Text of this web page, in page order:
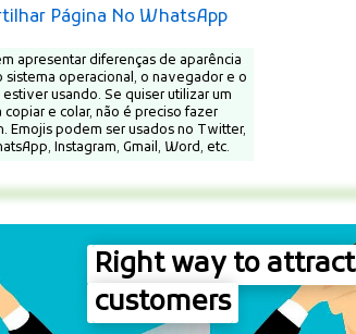
Página No WhatsApp
apresentar diferenças de aparência
sistema operacional, o navegador e o
usando. Se quiser utilizar um
copiar e colar, não é preciso fazer
Emojis podem ser usados no Twitter,
Instagram, Gmail, Word, etc.
Right way to attract
customers